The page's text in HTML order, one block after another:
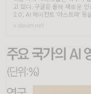
고 있다. 구글은 올해 새로운 인
2.0’, AI 에이전트 ‘아스트라’ 등
v.daum.net